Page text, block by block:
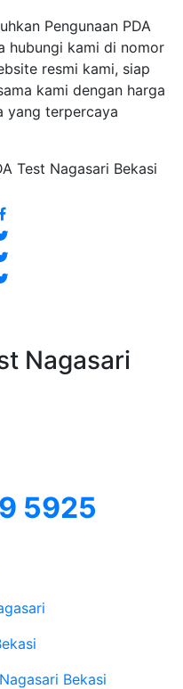
Pengunaan PDA
hubungi kami di nomor
resmi kami, siap
kami dengan harga
yang terpercaya
Test Nagasari Bekasi
Nagasari
5925
Bekasi